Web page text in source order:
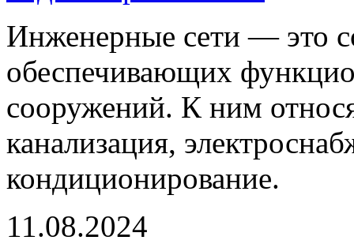
Инженерные сети — это
обеспечивающих
сооружений. К ним
канализация,
кондиционирование.
11.08.2024